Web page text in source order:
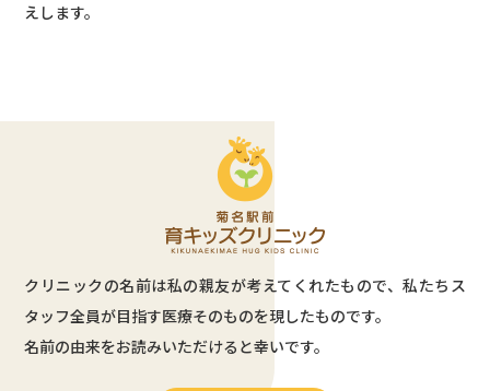
えします。
クリニックの名前は私の親友が考えてくれたもので、私たちス
タッフ全員が目指す医療そのものを現したものです。
名前の由来をお読みいただけると幸いです。